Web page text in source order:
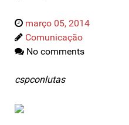
março 05, 2014
Comunicação
No comments
cspconlutas